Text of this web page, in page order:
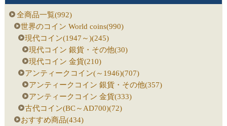
全商品一覧(992)
世界のコイン World coins(990)
現代コイン(1947～)(245)
現代コイン 銀貨・その他(30)
現代コイン 金貨(210)
アンティークコイン(～1946)(707)
アンティークコイン 銀貨・その他(357)
アンティークコイン 金貨(333)
古代コイン(BC～AD700)(72)
おすすめ商品(434)